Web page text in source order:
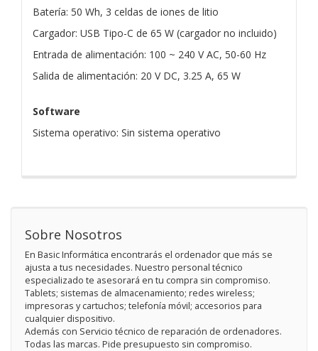
Batería: 50 Wh, 3 celdas de iones de litio
Cargador: USB Tipo-C de 65 W (cargador no incluido)
Entrada de alimentación: 100 ~ 240 V AC, 50-60 Hz
Salida de alimentación: 20 V DC, 3.25 A, 65 W
Software
Sistema operativo: Sin sistema operativo
Sobre Nosotros
En Basic Informática encontrarás el ordenador que más se
ajusta a tus necesidades. Nuestro personal técnico
especializado te asesorará en tu compra sin compromiso.
Tablets; sistemas de almacenamiento; redes wireless;
impresoras y cartuchos; telefonía móvil; accesorios para
cualquier dispositivo.
Además con Servicio técnico de reparación de ordenadores.
Todas las marcas. Pide presupuesto sin compromiso.